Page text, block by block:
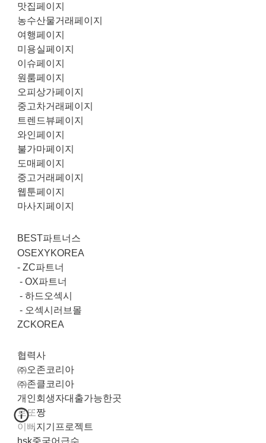
맛집페이지
농수산물거래페이지
여행페이지
미용실페이지
이슈페이지
원룸페이지
오피상가페이지
중고차거래페이지
트렌드뷰페이지
와인페이지
불가마페이지
도매페이지
중고거래페이지
웹툰페이지
마사지페이지
BEST파트너스
OSEXYKOREA
-ZC파트너
-OX파트너
-하드오섹시
- 오섹시러브몰
ZCKOREA
협력사
㈜오존코리아
㈜존클코리아
개인회생자대출가능한곳
로또짱
이뻐지기프로젝트
hsk중국어급수